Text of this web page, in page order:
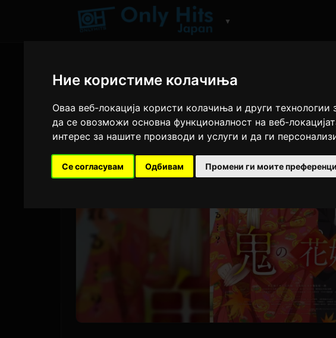
Ние користиме колачиња
Оваа веб-локација користи колачиња и други
да се овозможи основна функционалност на веб-
интерес за нашите производи и услуги и да ги
Се согласувам Одбивам Промени ги моите
▼